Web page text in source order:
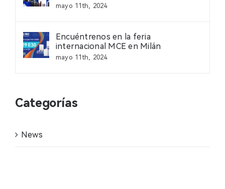
Garantía
Contacto
Profesional
mayo 11th, 2024
Encuéntrenos en la feria
internacional MCE en Milán
mayo 11th, 2024
Categorías
News